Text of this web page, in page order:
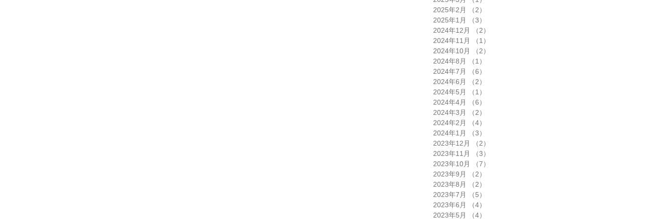
2025年2月
（2）
2025年1月
（3）
2024年12月
（2）
2024年11月
（1）
2024年10月
（2）
2024年8月
（1）
2024年7月
（6）
2024年6月
（2）
2024年5月
（1）
2024年4月
（6）
2024年3月
（2）
2024年2月
（4）
2024年1月
（3）
2023年12月
（2）
2023年11月
（3）
2023年10月
（7）
2023年9月
（2）
2023年8月
（2）
2023年7月
（5）
2023年6月
（4）
2023年5月
（4）